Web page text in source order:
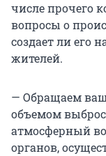
числе прочего
вопросы о
создает ли его
жителей.
— Обращаем
объемом
атмосферный
органов,